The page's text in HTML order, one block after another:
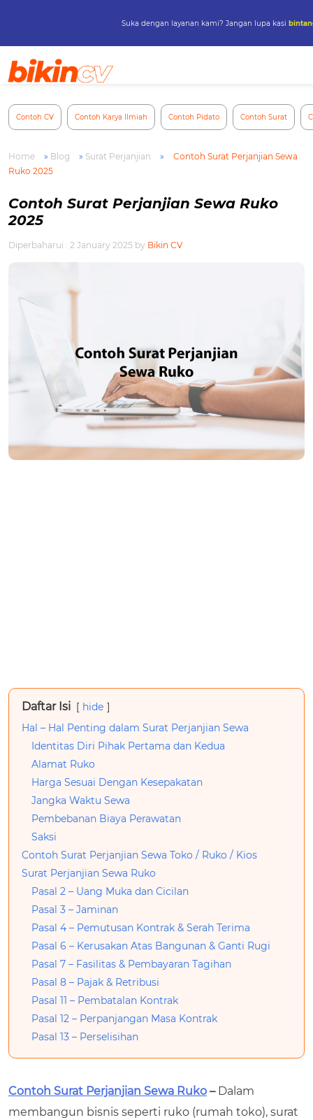
Suka dengan layanan kami? Jangan lupa kasi
content
Contoh CV Contoh Karya Ilmiah Contoh Pidato Contoh Surat
Home » Blog » Surat Perjanjian »
Contoh Surat Perjanjian Sewa
Ruko 2025
Contoh Surat Perjanjian Sewa Ruko
2025
Diperbaharui : 2 January 2025 by Bikin CV
Daftar Isi
hide
Hal – Hal Penting dalam Surat Perjanjian Sewa
Identitas Diri Pihak Pertama dan Kedua
Alamat Ruko
Harga Sesuai Dengan Kesepakatan
Jangka Waktu Sewa
Pembebanan Biaya Perawatan
Saksi
Contoh Surat Perjanjian Sewa Toko / Ruko / Kios
Surat Perjanjian Sewa Ruko
Pasal 2 – Uang Muka dan Cicilan
Pasal 3 – Jaminan
Pasal 4 – Pemutusan Kontrak & Serah Terima
Pasal 6 – Kerusakan Atas Bangunan & Ganti Rugi
Pasal 7 – Fasilitas & Pembayaran Tagihan
Pasal 8 – Pajak & Retribusi
Pasal 11 – Pembatalan Kontrak
Pasal 12 – Perpanjangan Masa Kontrak
Pasal 13 – Perselisihan
Contoh Surat Perjanjian Sewa Ruko – Dalam
membangun bisnis seperti ruko (rumah toko), surat